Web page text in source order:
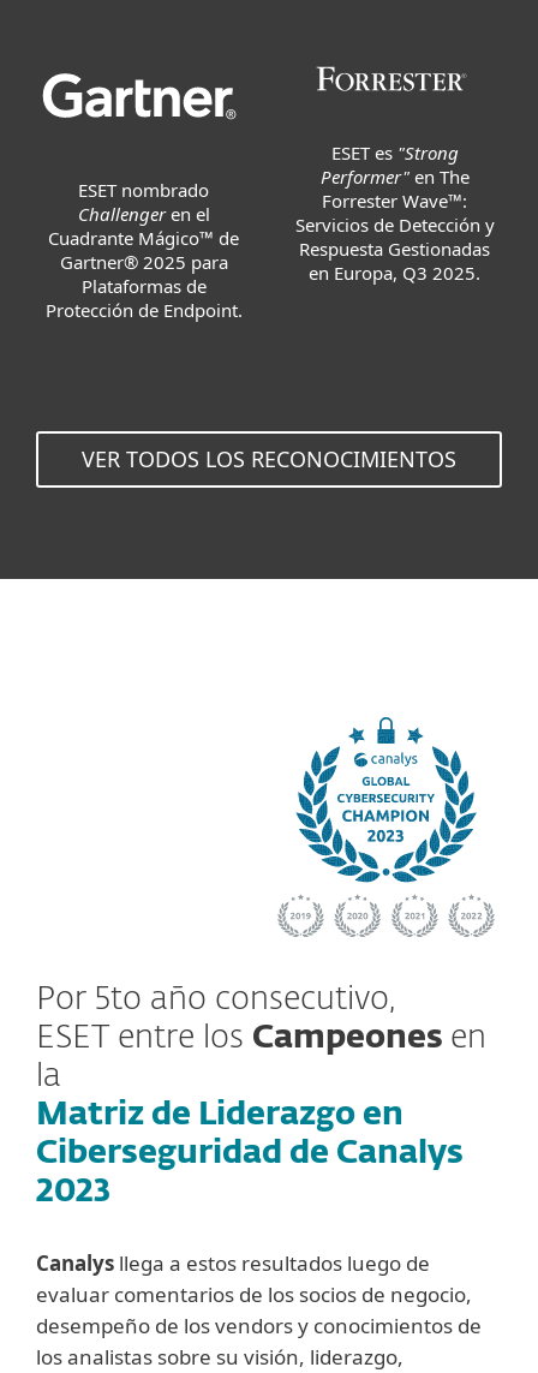
ESET nombrado
Challengeren el
Cuadrante Mágico™ de
Gartner® 2025 para
Plataformas de
Protección de Endpoint.
ESET es "Strong
Performer"en The
Forrester Wave™:
Servicios de Detección y
Respuesta Gestionadas
en Europa, Q3 2025.
VER TODOS LOS RECONOCIMIENTOS
Por 5to año consecutivo,
ESET entre los Campeones en
la
Matriz de Liderazgo en
Ciberseguridad de Canalys
2023
Canalys llega a estos resultados luego de
evaluar comentarios de los socios de negocio,
desempeño de los vendors y conocimientos de
los analistas sobre su visión, liderazgo,